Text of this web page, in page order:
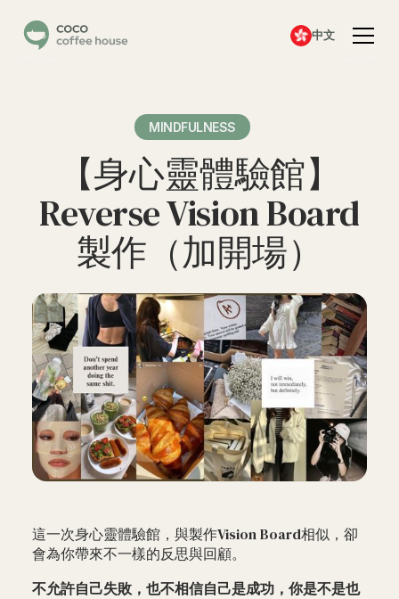
中文
MINDFULNESS
【身心靈體驗館】
Reverse Vision Board
製作（加開場）
這一次身心靈體驗館，與製作Vision Board相似，卻
會為你帶來不一樣的反思與回顧。
不允許自己失敗，也不相信自己是成功，你是不是也